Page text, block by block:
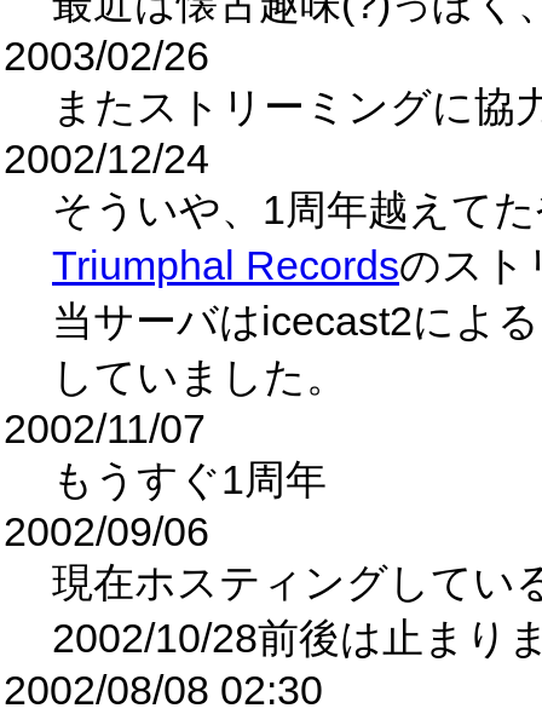
2003/02/26
またストリーミングに協
2002/12/24
そういや、1周年越えて
Triumphal Recordsのスト
当サーバはicecast2によ
していました。
2002/11/07
もうすぐ1周年
2002/09/06
現在ホスティングしてい
2002/10/28前後は止まり
2002/08/08 02:30